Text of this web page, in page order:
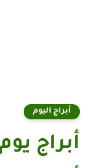
أبراج اليوم